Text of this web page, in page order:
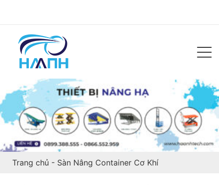
Trang chủ - Sàn Nâng Container Cơ Khí